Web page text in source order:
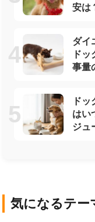
安は
ダイ
ド
事量
ド
はい
ジュ
気になるテー
犬の基礎知識